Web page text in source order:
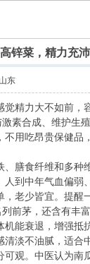
锌菜，精力充沛
东
精力大不如前
素合成、维护生
用吃昂贵保健品
膳食纤维和多
到中年气血偏弱
老少皆宜。提醒
前茅，还含有丰
能衰退，增强抵
淡不油腻，适合
观。中医认为